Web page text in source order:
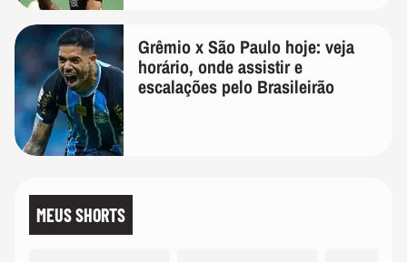
Grêmio x São Paulo hoje: veja
horário, onde assistir e
escalações pelo Brasileirão
MEUS SHORTS